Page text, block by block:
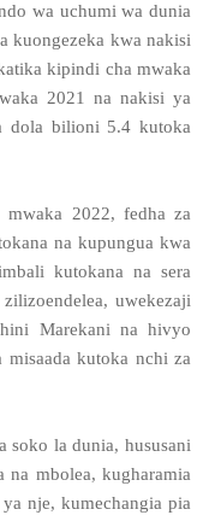
wa uchumi wa dunia
kuongezeka kwa nakisi
kipindi cha mwaka
2021 na nakisi ya
dola bilioni 5.4 kutoka
2022, fedha za
na kupungua kwa
kutokana na sera
uwekezaji
Marekani na hivyo
kutoka nchi za
soko la dunia, hususani
na mbolea, kugharamia
nje, kumechangia pia